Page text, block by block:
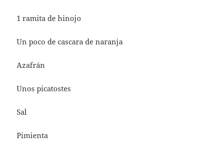
1 ramita de hinojo
Un poco de cascara de naranja
Azafrán
Unos picatostes
Sal
Pimienta